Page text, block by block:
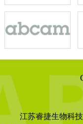
江苏睿捷生物科技